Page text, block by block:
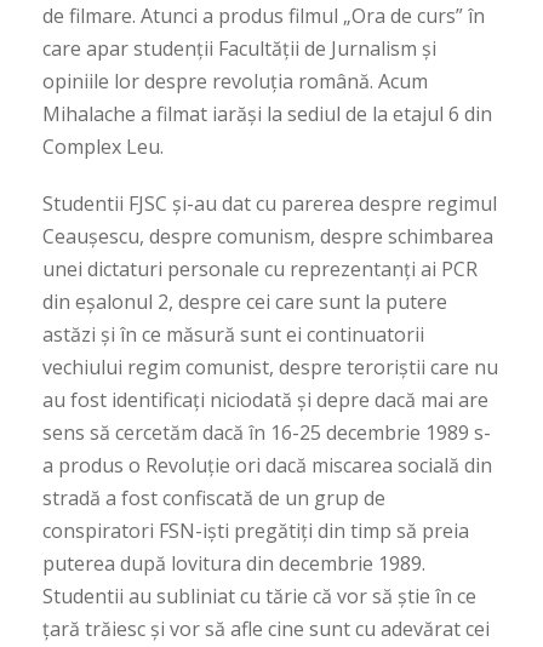
de filmare. Atunci a produs filmul „Ora de curs” în
care apar studenții Facultății de Jurnalism și
opiniile lor despre revoluția română. Acum
Mihalache a filmat iarăși la sediul de la etajul 6 din
Complex Leu.
Studentii FJSC și-au dat cu parerea despre regimul
Ceaușescu, despre comunism, despre schimbarea
unei dictaturi personale cu reprezentanți ai PCR
din eșalonul 2, despre cei care sunt la putere
astăzi și în ce măsură sunt ei continuatorii
vechiului regim comunist, despre teroriștii care nu
au fost identificați niciodată și depre dacă mai are
sens să cercetăm dacă în 16-25 decembrie 1989 s-
a produs o Revoluție ori dacă miscarea socială din
stradă a fost confiscată de un grup de
conspiratori FSN-iști pregătiți din timp să preia
puterea după lovitura din decembrie 1989.
Studentii au subliniat cu tărie că vor să știe în ce
țară trăiesc și vor să afle cine sunt cu adevărat cei